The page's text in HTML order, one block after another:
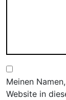
Meinen
Website in